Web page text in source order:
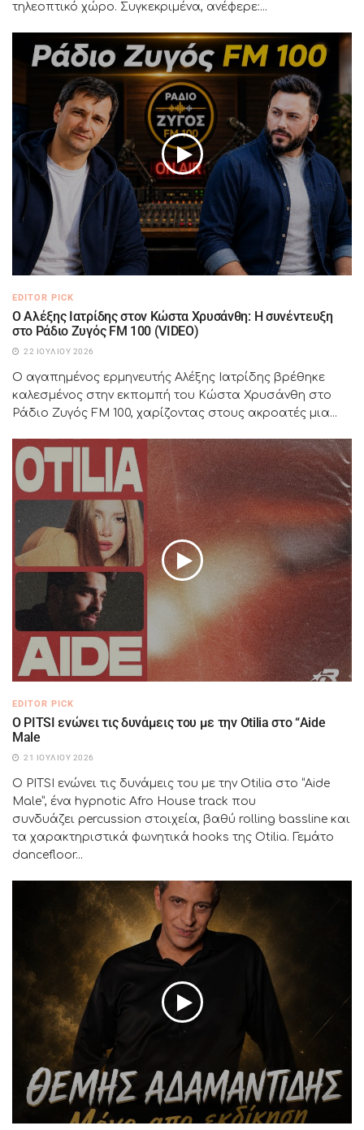
τηλεοπτικό χώρο. Συγκεκριμένα, ανέφερε:...
EDITOR PICK
Ο Αλέξης Ιατρίδης στον Κώστα Χρυσάνθη: Η συνέντευξη
στο Ράδιο Ζυγός FM 100 (VIDEO)
22 ΙΟΥΛΊΟΥ 2026
Ο αγαπημένος ερμηνευτής Αλέξης Ιατρίδης βρέθηκε
καλεσμένος στην εκπομπή του Κώστα Χρυσάνθη στο
Ράδιο Ζυγός FM 100, χαρίζοντας στους ακροατές μια...
EDITOR PICK
Ο PITSI ενώνει τις δυνάμεις του με την Otilia στο “Aide
Male
21 ΙΟΥΛΊΟΥ 2026
Ο PITSI ενώνει τις δυνάμεις του με την Otilia στο “Aide
Male”, ένα hypnotic Afro House track που
συνδυάζει percussion στοιχεία, βαθύ rolling bassline και
τα χαρακτηριστικά φωνητικά hooks της Otilia. Γεμάτο
dancefloor...